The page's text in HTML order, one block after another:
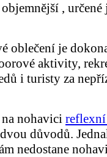
, určené
oblečení je
aktivity,
i turisty za
nohavici reflexní
důvodů.
nedostane